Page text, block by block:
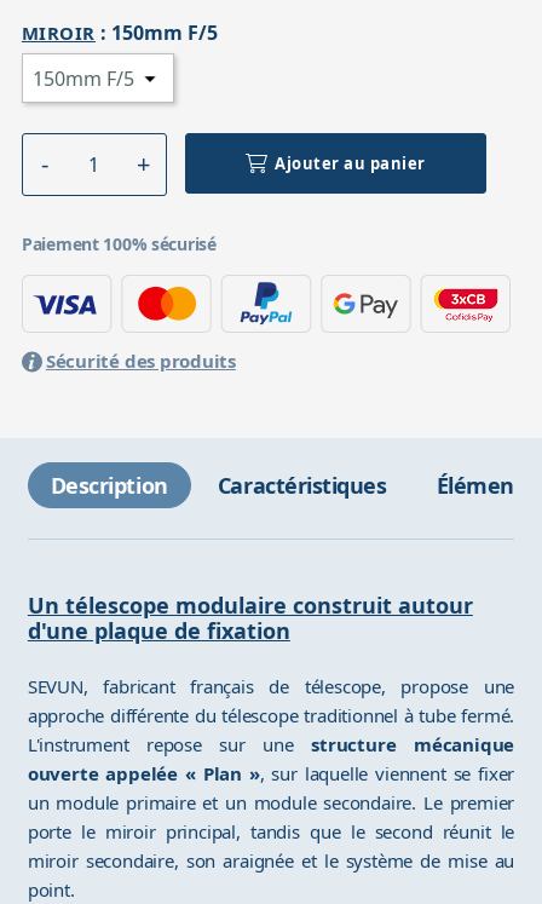
MIROIR : 150mm F/5
Ajouter au panier
Paiement 100% sécurisé
Sécurité des produits
Description Caractéristiques Éléments
Un télescope modulaire construit autour
d'une plaque de fixation
SEVUN, fabricant français de télescope, propose une
approche différente du télescope traditionnel à tube fermé.
L'instrument repose sur unestructure mécanique
ouverte appelée « Plan », sur laquelle viennent se fixer
un module primaire et un module secondaire. Le premier
porte le miroir principal, tandis que le second réunit le
miroir secondaire, son araignée et le système de mise au
point.